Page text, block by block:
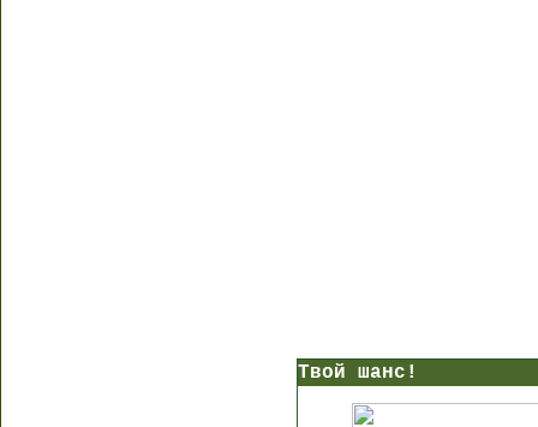
Твой шанс!